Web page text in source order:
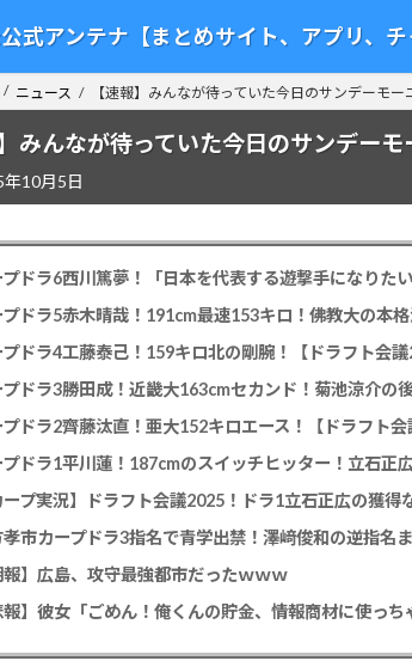
式アンテナ【まとめサイト、アプリ、チ
ニュース 【速報】みんなが待っていた今日のサンデーモ
】みんなが待っていた今日のサンデー
年10月5日
プドラ6西川篤夢！「日本を代表する遊撃手になりた
プドラ5赤木晴哉！191cm最速153キロ！佛教大の本
プドラ4工藤泰己！159キロ北の剛腕！【ドラフト会議
プドラ3勝田成！近畿大163cmセカンド！菊池涼介の
プドラ2齊藤汰直！亜大152キロエース！【ドラフト会
ープ実況】ドラフト会議2025！ドラ1立石正広の獲得
市カープドラ3指名で青学出禁！澤﨑俊和の逆指名
報】広島、攻守最強都市だったｗｗｗ